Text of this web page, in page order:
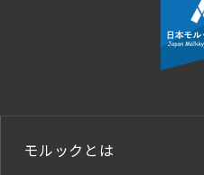
モルックとは